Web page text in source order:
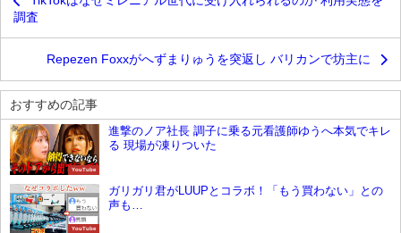
調査
Repezen Foxxがへずまりゅうを突返し バリカンで坊主に
おすすめの記事
YouTube
進撃のノア社長 調子に乗る元看護師ゆうへ本気でキレ
る 現場が凍りついた
YouTube
ガリガリ君がLUUPとコラボ！「もう買わない」との
声も…